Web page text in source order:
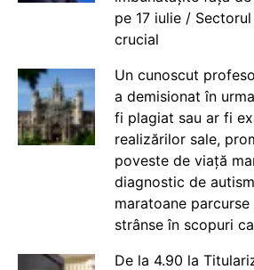
pe 17 iulie /
crucial
Un cunoscut
a demisionat în
fi plagiat sau ar fi
realizărilor sale,
poveste de viață
diagnostic de
maratoane
strânse în scopuri
De la 4.90 la